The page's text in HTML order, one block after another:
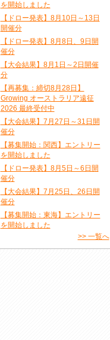
を開始しました
【ドロー発表】8月10日～13日
開催分
【ドロー発表】8月8日、9日開
催分
【大会結果】8月1日～2日開催
分
【再募集：締切8月28日】
Growing オーストラリア遠征
2026 最終受付中
【大会結果】7月27日～31日開
催分
【募集開始：関西】エントリー
を開始しました
【ドロー発表】8月5日～6日開
催分
【大会結果】7月25日、26日開
催分
【募集開始：東海】エントリー
を開始しました
>> 一覧へ